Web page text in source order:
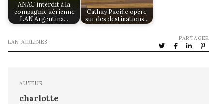
ANAC interdit à la
compagnie aérienne
LAN Argentina…
Cathay Pacific opère
sur des destinations…
LAN AIRLINES
PARTAGER
AUTEUR
charlotte